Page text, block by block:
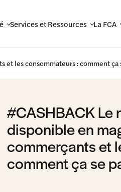
Services et Ressources La FCA
et les consommateurs : comment ça
#CASHBACK Le
disponible en
commerçants et
comment ça se